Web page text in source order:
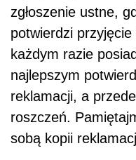
zgłoszenie ustne,
potwierdzi przyjęcie
każdym razie
najlepszym
reklamacji, a
roszczeń.
sobą kopii